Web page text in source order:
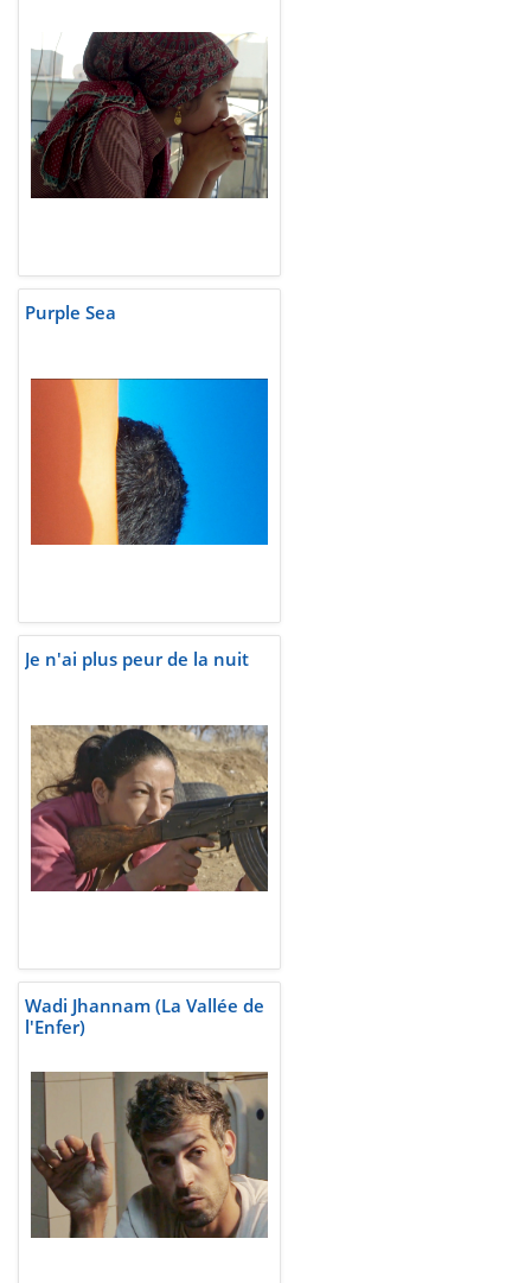
Purple Sea
Je n'ai plus peur de la nuit
Wadi Jhannam (La Vallée de
l'Enfer)